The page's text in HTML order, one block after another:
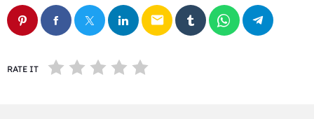
email
RATE IT